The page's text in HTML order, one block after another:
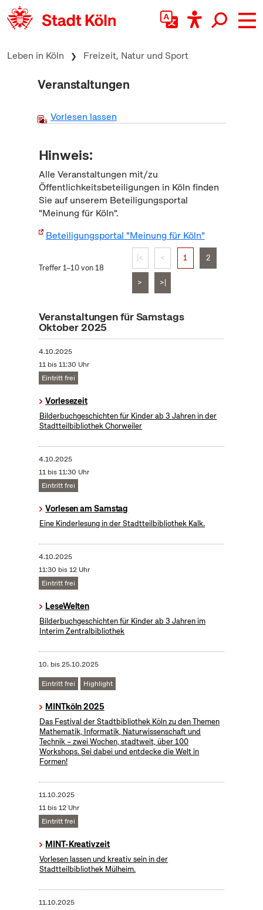
zum Inhalt springen
Leben in Köln Freizeit, Natur und Sport
Veranstaltungen
Vorlesen lassen
Hinweis:
Alle Veranstaltungen mit/zu
Öffentlichkeitsbeteiligungen in Köln finden
Sie auf unserem Beteiligungsportal
"Meinung für Köln".
Beteiligungsportal "Meinung für Köln"
Treffer 1–10 von 18
|< < 1 2
> >|
Veranstaltungen für Samstags
Oktober 2025
4.10.2025
11 bis 11:30 Uhr
Eintritt frei
Vorlesezeit
Bilderbuchgeschichten für Kinder ab 3 Jahren in der
Stadtteilbibliothek Chorweiler
4.10.2025
11 bis 11:30 Uhr
Eintritt frei
Vorlesen am Samstag
Eine Kinderlesung in der Stadtteilbibliothek Kalk.
4.10.2025
11:30 bis 12 Uhr
Eintritt frei
LeseWelten
Bilderbuchgeschichten für Kinder ab 3 Jahren im
Interim Zentralbibliothek
10. bis25.10.2025
Eintritt frei Highlight
MINTköln 2025
Das Festival der Stadtbibliothek Köln zu den Themen
Mathematik, Informatik, Naturwissenschaft und
Technik – zwei Wochen, stadtweit, über 100
Workshops. Sei dabei und entdecke die Welt in
Formen!
11.10.2025
11 bis 12 Uhr
Eintritt frei
MINT-Kreativzeit
Vorlesen lassen und kreativ sein in der
Stadtteilbibliothek Mülheim.
11.10.2025